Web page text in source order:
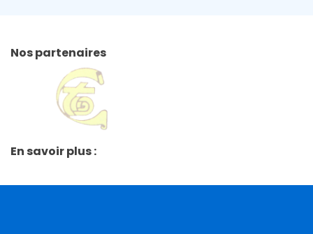
Nos partenaires
En savoir plus :